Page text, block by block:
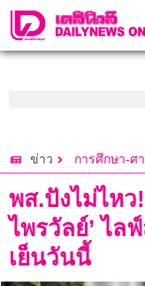
ข่าว การศึกษา-ศ
พส.ปังไม่ไหว
ไพรวัลย์’ ไล
เย็นวันนี้